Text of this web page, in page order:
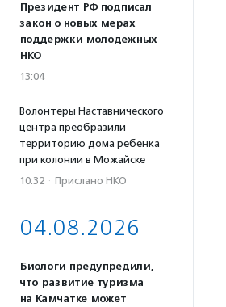
Президент РФ подписал
закон о новых мерах
поддержки молодежных
НКО
13:04
Волонтеры Наставнического
центра преобразили
территорию дома ребенка
при колонии в Можайске
10:32 · Прислано НКО
04.08.2026
Биологи предупредили,
что развитие туризма
на Камчатке может